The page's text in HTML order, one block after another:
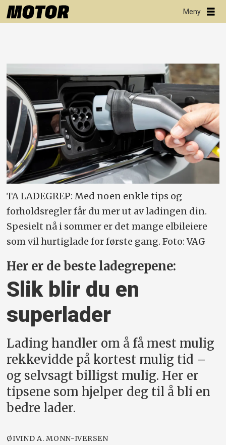
TA LADEGREP: Med noen enkle tips og
forholdsregler får du mer ut av ladingen din.
Spesielt nå i sommer er det mange elbileiere
som vil hurtiglade for første gang. Foto: VAG
Her er de beste ladegrepene:
Slik blir du en
superlader
Lading handler om å få mest mulig
rekkevidde på kortest mulig tid –
og selvsagt billigst mulig. Her er
tipsene som hjelper deg til å bli en
bedre lader.
ØIVIND A. MONN-IVERSEN